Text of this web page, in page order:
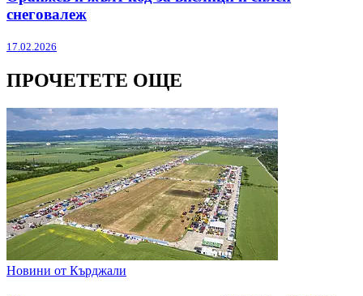
снеговалеж
17.02.2026
ПРОЧЕТЕТЕ ОЩЕ
Новини от Кърджали